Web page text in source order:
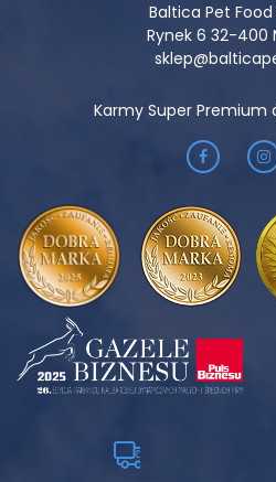
Baltica Pet Food
Rynek 6 32-400
Karmy Super Premium